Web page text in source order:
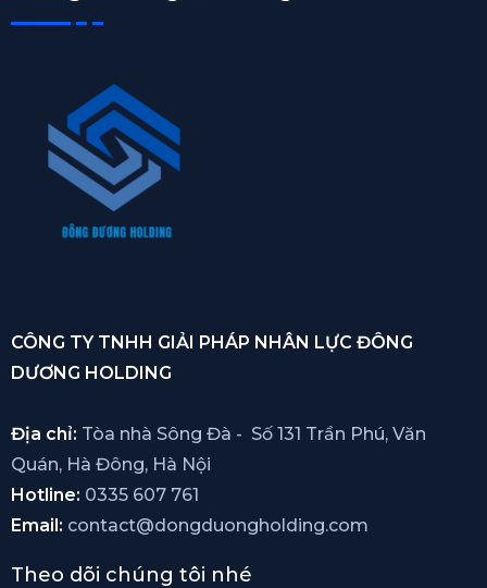
CÔNG TY TNHH GIẢI PHÁP NHÂN LỰC ĐÔNG
DƯƠNG HOLDING
Địa chỉ: Tòa nhà Sông Đà - Số 131 Trần Phú, Văn
Quán, Hà Đông, Hà Nội
Hotline: 0335 607 761
Email: contact@dongduongholding.com
Theo dõi chúng tôi nhé